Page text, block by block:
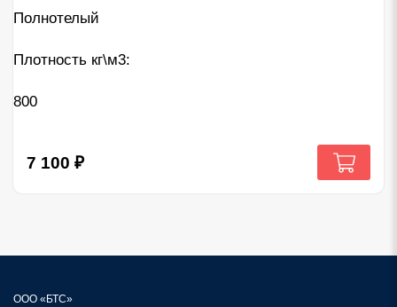
Полнотелый
Плотность кг\м3:
800
7 100 ₽
ООО «БТС»